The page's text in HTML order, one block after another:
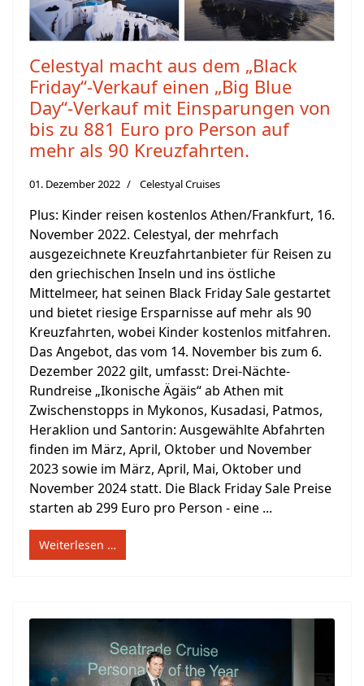
Celestyal macht aus dem „Black
Friday“-Verkauf einen „Big Blue
Day“-Verkauf mit Einsparungen von
bis zu 881 Euro pro Person auf
mehr als 90 Kreuzfahrten.
01. Dezember 2022 Celestyal Cruises
Plus: Kinder reisen kostenlos Athen/Frankfurt, 16.
November 2022. Celestyal, der mehrfach
ausgezeichnete Kreuzfahrtanbieter für Reisen zu
den griechischen Inseln und ins östliche
Mittelmeer, hat seinen Black Friday Sale gestartet
und bietet riesige Ersparnisse auf mehr als 90
Kreuzfahrten, wobei Kinder kostenlos mitfahren.
Das Angebot, das vom 14. November bis zum 6.
Dezember 2022 gilt, umfasst: Drei-Nächte-
Rundreise „Ikonische Ägäis“ ab Athen mit
Zwischenstopps in Mykonos, Kusadasi, Patmos,
Heraklion und Santorin: Ausgewählte Abfahrten
finden im März, April, Oktober und November
2023 sowie im März, April, Mai, Oktober und
November 2024 statt. Die Black Friday Sale Preise
starten ab 299 Euro pro Person - eine ...
Weiterlesen …